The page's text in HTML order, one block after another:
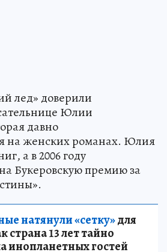
лед» доверили
Юлии
давно
на женских романах. Юлия
а в 2006 году
Букеровскую премию за
натянули «сетку»для
страна 13 лет тайно
инопланетных гостей